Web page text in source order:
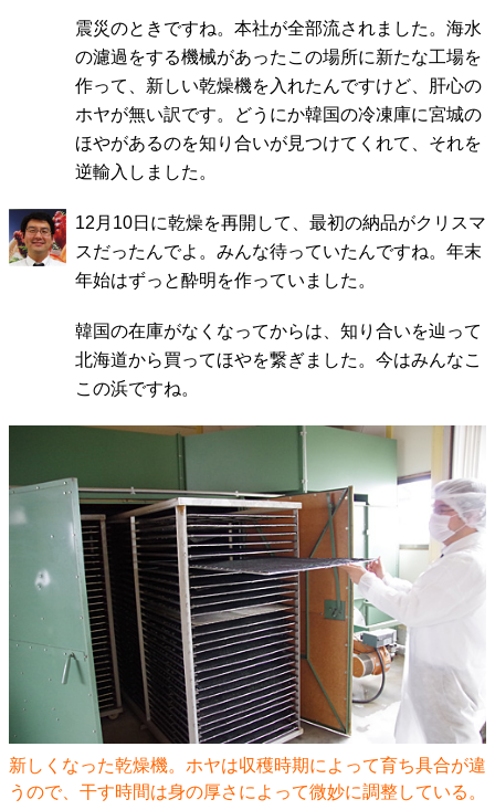
震災のときですね。本社が全部流されました。海水
の濾過をする機械があったこの場所に新たな工場を
作って、新しい乾燥機を入れたんですけど、肝心の
ホヤが無い訳です。どうにか韓国の冷凍庫に宮城の
ほやがあるのを知り合いが見つけてくれて、それを
逆輸入しました。
12月10日に乾燥を再開して、最初の納品がクリスマ
スだったんでよ。みんな待っていたんですね。年末
年始はずっと酔明を作っていました。
韓国の在庫がなくなってからは、知り合いを辿って
北海道から買ってほやを繋ぎました。今はみんなこ
この浜ですね。
新しくなった乾燥機。ホヤは収穫時期によって育ち具合が違
うので、干す時間は身の厚さによって微妙に調整している。